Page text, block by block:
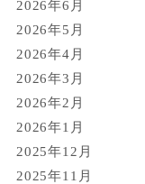
2026年6月
2026年5月
2026年4月
2026年3月
2026年2月
2026年1月
2025年12月
2025年11月